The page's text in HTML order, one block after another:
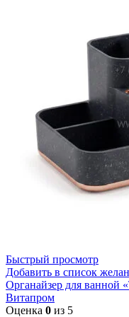
Быстрый просмотр
Добавить в список
Органайзер для ванной
Витапром
Оценка 0 из 5